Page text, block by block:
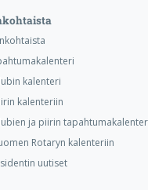
kalenteri
kalenteriin
ja piirin
Rotaryn kalenteriin
uutiset